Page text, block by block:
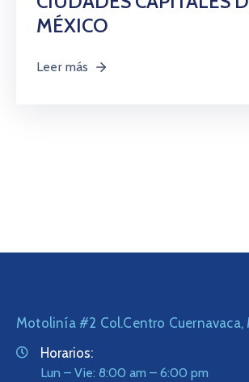
MÉXICO
Leer más
Motolinía #2 Col.Centro Cuernavaca,
Horarios:
Lun – Vie: 8:00 am – 6:00 pm